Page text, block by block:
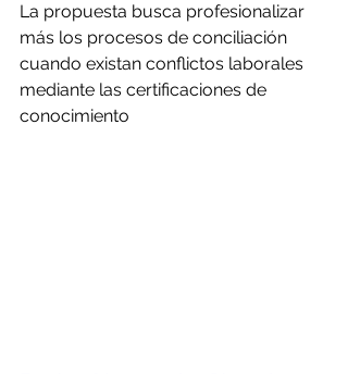
La propuesta busca profesionalizar
más los procesos de conciliación
cuando existan conflictos laborales
mediante las certificaciones de
conocimiento